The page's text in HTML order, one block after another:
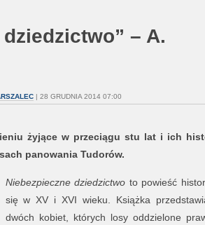
– A.
| 28 GRUDNIA 2014 07:00
żyjące w przeciągu stu lat i ich
panowania Tudorów.
Niebezpieczne dziedzictwo to powieść
się w XV i XVI wieku. Książka
dwóch kobiet, których losy oddzielone